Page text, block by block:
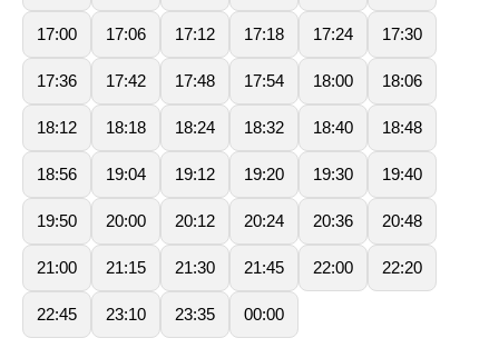
17:00 17:06 17:12 17:18 17:24 17:30
17:36 17:42 17:48 17:54 18:00 18:06
18:12 18:18 18:24 18:32 18:40 18:48
18:56 19:04 19:12 19:20 19:30 19:40
19:50 20:00 20:12 20:24 20:36 20:48
21:00 21:15 21:30 21:45 22:00 22:20
22:45 23:10 23:35 00:00